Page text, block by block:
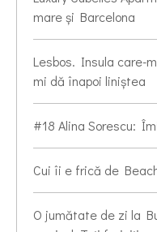
mare și Barcelona
Lesbos. Insula care-
mi dă înapoi liniștea
#18 Alina Sorescu:
Cui îi e frică de
O jumătate de zi la